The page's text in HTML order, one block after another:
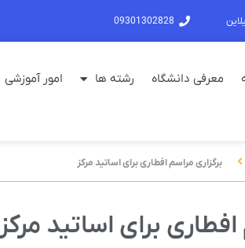
09301302828
معرفی دانشگاه رشته ها امور آموزشی
برگزاری مراسم افطاری برای اساتید مرکز
برای اساتید مرکز